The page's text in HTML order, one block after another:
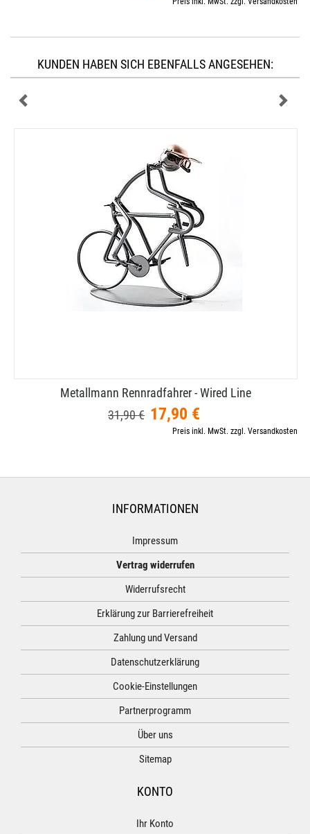
KUNDEN HABEN SICH EBENFALLS ANGESEHEN:
Metallmann Rennradfahrer - Wired Line
31,90 € 17,90 €
Preis inkl. MwSt. zzgl. Versandkosten
INFORMATIONEN
Impressum
Vertrag widerrufen
Widerrufsrecht
Erklärung zur Barrierefreiheit
Zahlung und Versand
Datenschutzerklärung
Cookie-Einstellungen
Partnerprogramm
Über uns
Sitemap
KONTO
Ihr Konto